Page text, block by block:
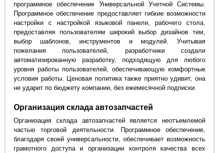
программное обеспечение Универсальной Учетной Системы.
Программное обеспечение предоставляет гибкие возможности
настройки с настройкой языковой панели, рабочего стола,
предоставляя пользователям широкий выбор дизайнов тем,
выбор шаблонов, инструментов и модулей. Учитывая
пожелания пользователей, разработчики создали
автоматизированную разработку, подходящую для любого
уровня работы пользователей, обеспечивающую комфортные
условия работы. Ценовая политика также приятно удивит, она
не ударит по бюджету компании, без ежемесячной подписки.
Организация склада автозапчастей
Организация склада автозапчастей является неотъемлемой
частью торговой деятельности. Программное обеспечение,
благодаря своей универсальности, обеспечивает возможность
грамотного доступа и организации контроля качества всех